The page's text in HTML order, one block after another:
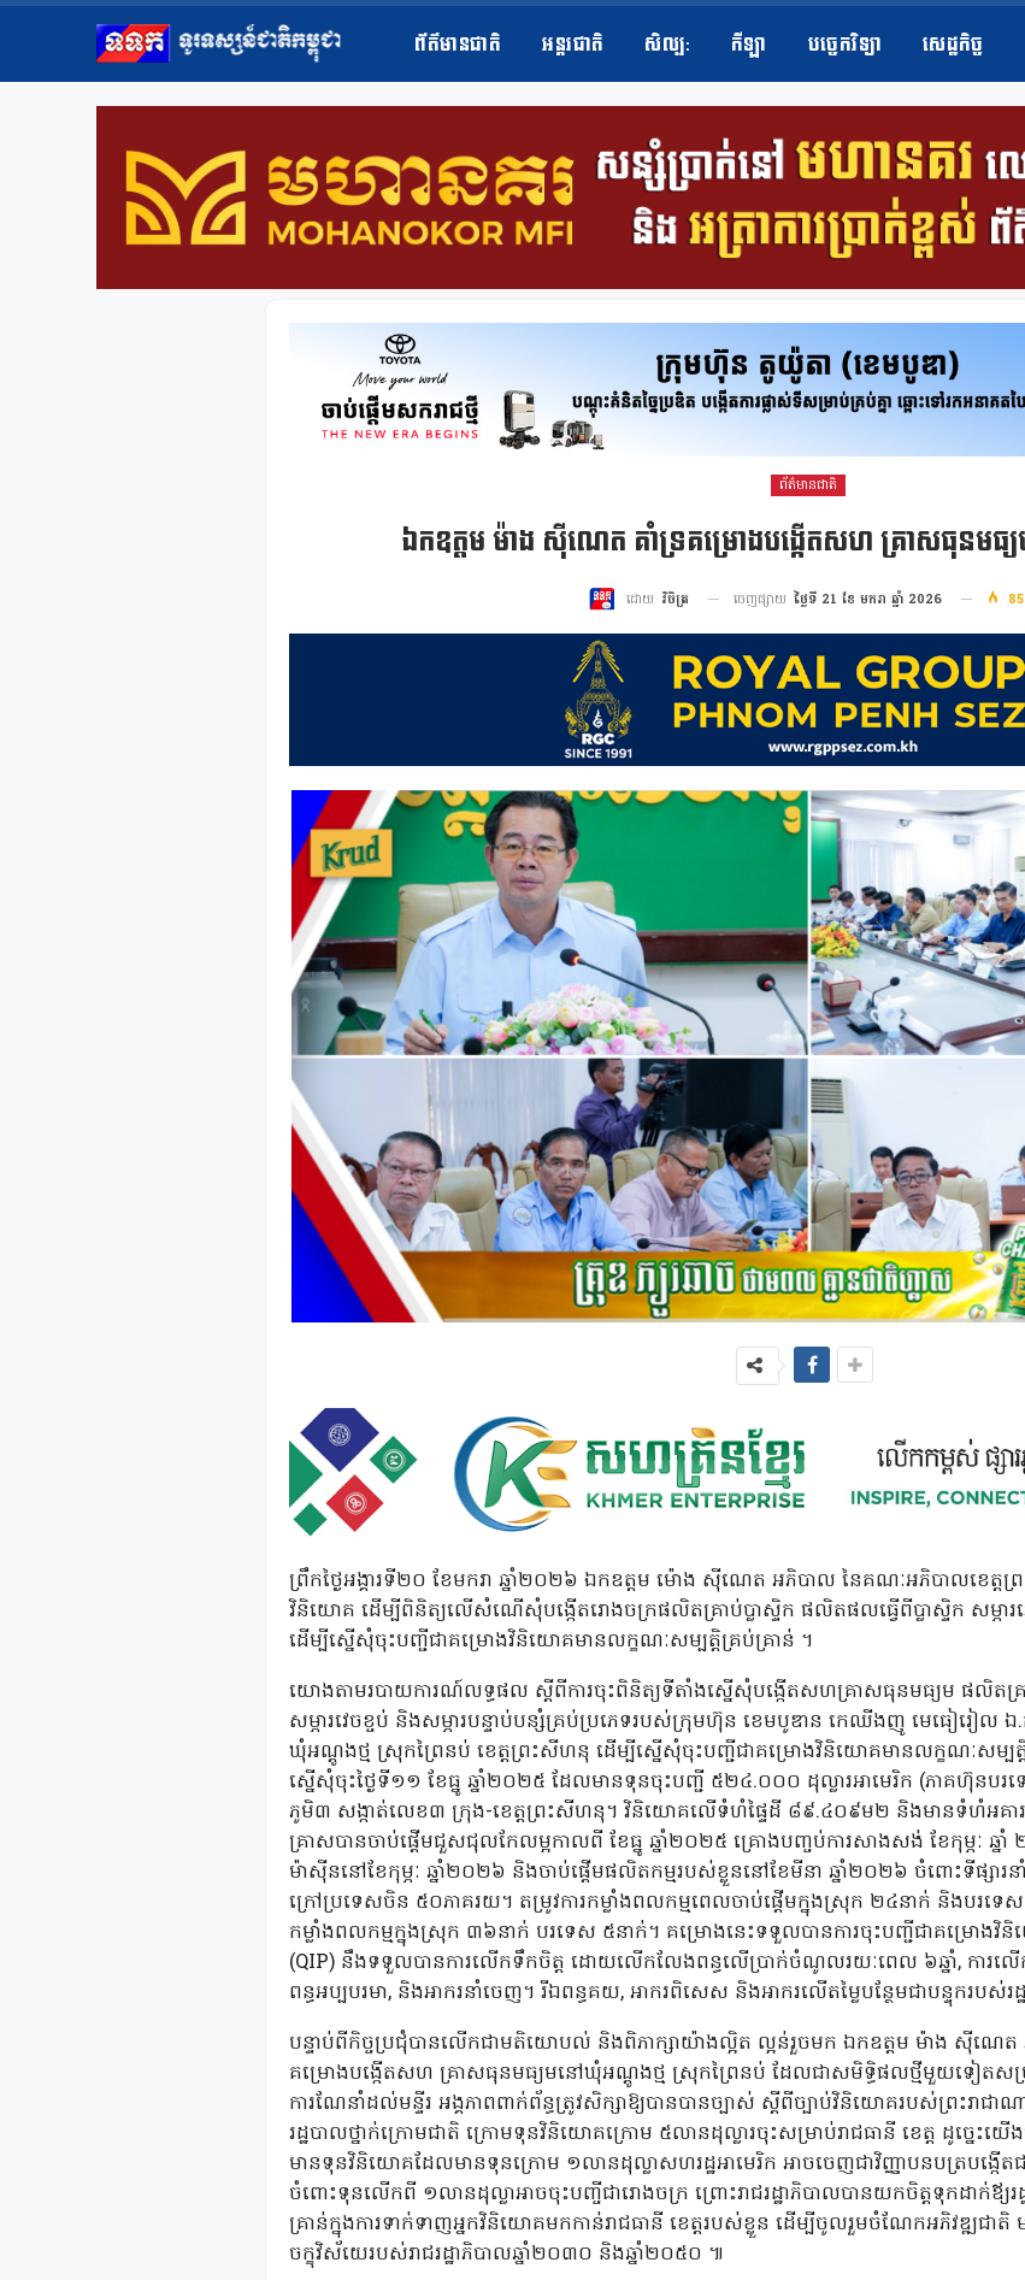
ព័ត៌មានជាតិ អន្តរជាតិ សិល្ប​: កីឡា បច្ចេកវិទ្យា សេដ្ឋកិច្ច
ព័ត៌មានជាតិ
ឯកឧត្តម ម៉ាង ស៊ីណេត គាំទ្រគម្រោងបង្កើតសហ គ្រាសធុនមធ្យ
ដោយ វិចិត្រ ចេញផ្សាយ ថ្ងៃទី 21 ខែ មករា ឆ្នាំ 2026
ព្រឹកថ្ងៃអង្គារទី២០ ខែមករា ឆ្នាំ២០២៦ ឯកឧត្តម ម៉ោង ស៊ីណេត អភិបាល នៃគណៈអភិបាលខេត្ត
វិនិយោគ ដើម្បីពិនិត្យលើសំណើសុំបង្កើតរោងចក្រផលិតគ្រាប់ប្លាស្ទិក ផលិតផលធ្វើពីប្លាស្ទិក សម្ភារវេ
ដើម្បីស្នើសុំចុះបញ្ជីជាគម្រោងវិនិយោគមានលក្ខណៈសម្បត្តិគ្រប់គ្រាន់ ។
យោងតាមរបាយការណ៍លទ្ធផល ស្តីពីការចុះពិនិត្យទីតាំងស្នើសុំបង្កើតសហគ្រាសធុនមធ្យម ផលិតគ្រា
សម្ភារវេចខ្ចប់ និងសម្ភារបន្ទាប់បន្សំគ្រប់ប្រភេទរបស់ក្រុមហ៊ុន ខេមបូឌាន កេឈីងញូ មេធៀរៀល ឯ
ឃុំអណ្តូងថ្ម ស្រុកព្រៃនប់ ខេត្តព្រះសីហនុ ដើម្បីស្នើសុំចុះបញ្ជីជាគម្រោងវិនិយោគមានលក្ខណៈសម្ប
ស្នើសុំចុះថ្ងៃទី១១ ខែធ្នូ ឆ្នាំ២០២៥ ដែលមានទុនចុះបញ្ជី ៥២៤.០០០ ដុល្លារអាមេរិក (ភាគហ៊ុនប
ភូមិ៣ សង្កាត់លេខ៣ ក្រុង-ខេត្តព្រះសីហនុ។ វិនិយោគលើទំហំផ្ទៃដី ៨៩.៤០៩ម២ និងមានទំហំអគ
គ្រាសបានចាប់ផ្តើមជួសជុលកែលម្អកាលពី ខែធ្នូ ឆ្នាំ២០២៥ គ្រោងបញ្ចប់ការសាងសង់ ខែកុម្ភៈ ឆ្
ម៉ាស៊ីននៅខែកុម្ភៈ ឆ្នាំ២០២៦ និងចាប់ផ្តើមផលិតកម្មរបស់ខ្លួននៅខែមីនា ឆ្នាំ២០២៦ ចំពោះទីផ្សា
ក្រៅប្រទេសចិន ៥០ភាគរយ។ តម្រូវការកម្លាំងពលកម្មពេលចាប់ផ្តើមក្នុងស្រុក ២៤នាក់ និងបរទេ
កម្លាំងពលកម្មក្នុងស្រុក ៣៦នាក់ បរទេស ៥នាក់។ គម្រោងនេះទទួលបានការចុះបញ្ជីជាគម្រោងវិ
(QIP) នឹងទទួលបានការលើកទឹកចិត្ត ដោយលើកលែងពន្ធលើប្រាក់ចំណូលរយៈពេល ៦ឆ្នាំ, ការល
ពន្ធអប្បបរមា, និងអាករនាំចេញ។ រីឯពន្ធគយ, អាករពិសេស និងអាករលើតម្លៃបន្ថែមជាបន្ទុករបស់រដ្
បន្ទាប់ពីកិច្ចប្រជុំបានលើកជាមតិយោបល់ និងពិភាក្សាយ៉ាងល្អិត ល្អន់រួចមក ឯកឧត្តម ម៉ាង ស៊ីណេត
គម្រោងបង្កើតសហ គ្រាសធុនមធ្យមនៅឃុំអណ្តូងថ្ម ស្រុកព្រៃនប់ ដែលជាសមិទ្ធិផលថ្មីមួយទៀតសម្រ
ការណែនាំដល់មន្ទីរ អង្គភាពពាក់ព័ន្ធត្រូវសិក្សាឱ្យបានបានច្បាស់ ស្តីពីច្បាប់វិនិយោគរបស់ព្រះរាជា
រដ្ឋបាលថ្នាក់ក្រោមជាតិ ក្រោមទុនវិនិយោគក្រោម ៥លានដុល្លារចុះសម្រាប់រាជធានី ខេត្ត ដូច្នេះយ
មានទុនវិនិយោគដែលមានទុនក្រោម ១លានដុល្លាសហរដ្ឋអាមេរិក អាចចេញជាវិញ្ញាបនបត្របង្កើ
ចំពោះទុនលើកពី ១លានដុល្លាអាចចុះបញ្ចីជារោងចក្រ ព្រោះរាជរដ្ឋាភិបាលបានយកចិត្តទុកដាក់ឪ្យរដ្
គ្រាន់ក្នុងការទាក់ទាញអ្នកវិនិយោគមកកាន់រាជធានី ខេត្តរបស់ខ្លួន ដើម្បីចូលរួមចំណែកអភិវឌ្ឍជាតិ
ចក្ខុវិស័យេរបស់រាជរដ្ឋាភិបាលឆ្នាំ២០៣០ និងឆ្នាំ២០៥០ ៕